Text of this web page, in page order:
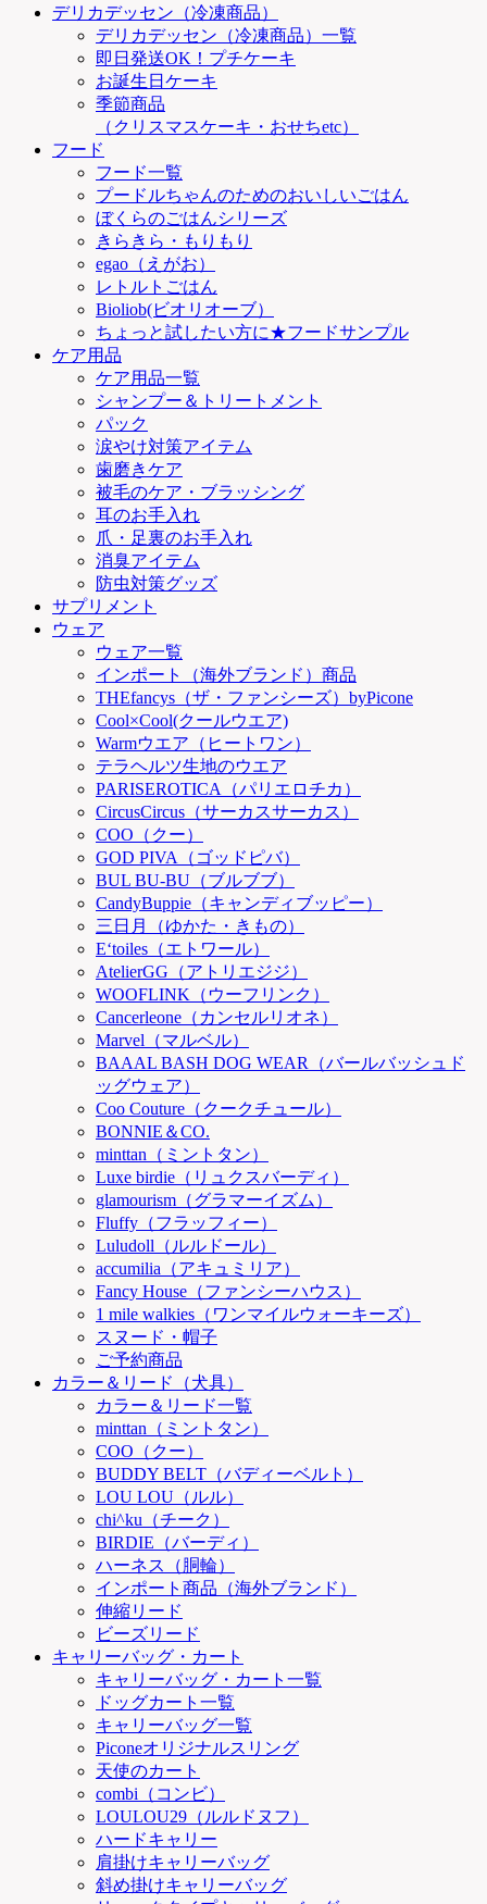
デリカデッセン（冷凍商品）
デリカデッセン（冷凍商品）一覧
即日発送OK！プチケーキ
お誕生日ケーキ
季節商品
（クリスマスケーキ・おせちetc）
フード
フード一覧
プードルちゃんのためのおいしいごはん
ぼくらのごはんシリーズ
きらきら・もりもり
egao（えがお）
レトルトごはん
Bioliob(ビオリオーブ）
ちょっと試したい方に★フードサンプル
ケア用品
ケア用品一覧
シャンプー＆トリートメント
パック
涙やけ対策アイテム
歯磨きケア
被毛のケア・ブラッシング
耳のお手入れ
爪・足裏のお手入れ
消臭アイテム
防虫対策グッズ
サプリメント
ウェア
ウェア一覧
インポート（海外ブランド）商品
THEfancys（ザ・ファンシーズ）byPicone
Cool×Cool(クールウエア)
Warmウエア（ヒートワン）
テラヘルツ生地のウエア
PARISEROTICA（パリエロチカ）
CircusCircus（サーカスサーカス）
COO（クー）
GOD PIVA（ゴッドピバ）
BUL BU-BU（ブルブブ）
CandyBuppie（キャンディブッピー）
三日月（ゆかた・きもの）
E‘toiles（エトワール）
AtelierGG（アトリエジジ）
WOOFLINK（ウーフリンク）
Cancerleone（カンセルリオネ）
Marvel（マルベル）
BAAAL BASH DOG WEAR（バールバッシュド
ッグウェア）
Coo Couture（クークチュール）
BONNIE＆CO.
minttan（ミントタン）
Luxe birdie（リュクスバーディ）
glamourism（グラマーイズム）
Fluffy（フラッフィー）
Luludoll（ルルドール）
accumilia（アキュミリア）
Fancy House（ファンシーハウス）
1 mile walkies（ワンマイルウォーキーズ）
スヌード・帽子
ご予約商品
カラー＆リード（犬具）
カラー＆リード一覧
minttan（ミントタン）
COO（クー）
BUDDY BELT（バディーベルト）
LOU LOU（ルル）
chi^ku（チーク）
BIRDIE（バーディ）
ハーネス（胴輪）
インポート商品（海外ブランド）
伸縮リード
ビーズリード
キャリーバッグ・カート
キャリーバッグ・カート一覧
ドッグカート一覧
キャリーバッグ一覧
Piconeオリジナルスリング
天使のカート
combi（コンビ）
LOULOU29（ルルドヌフ）
ハードキャリー
肩掛けキャリーバッグ
斜め掛けキャリーバッグ